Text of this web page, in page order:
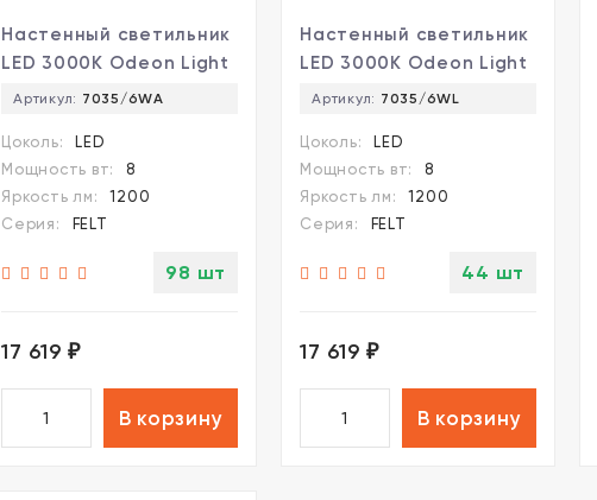
Настенный светильник
LED 3000K Odeon Light
FELT 7035/6WA
Артикул: 7035/6WA
Цоколь:
LED
Мощность вт:
8
Яркость лм:
1200
Серия:
FELT
98 шт
17 619₽
В корзину
Настенный светильник
LED 3000K Odeon Light
FELT 7035/6WL
Артикул: 7035/6WL
Цоколь:
LED
Мощность вт:
8
Яркость лм:
1200
Серия:
FELT
44 шт
17 619₽
В корзину